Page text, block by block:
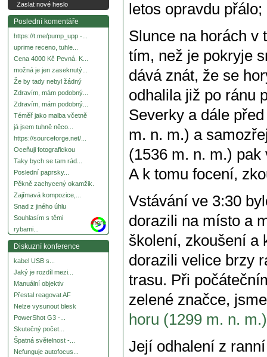
Zaslat nové heslo
Poslední komentáře
https://t.me/pump_upp -...
uprime receno, tuhle...
Cena 4000 Kč Pevná. K...
možná je jen zaseknutý...
Že by tady nebyl žádný
Zdravím, mám podobný...
Zdravím, mám podobný...
Téměř jako malba včetně
já jsem tuhně něco...
https://sourceforge.net/...
Oceňuji fotografickou
Taky bych se tam rád...
Poslední paprsky...
Pěkně zachycený okamžik.
Zajímavá kompozice,...
Snad z jiného úhlu
Souhlasím s těmi
rybami...
more
Diskuzní konference
kabel USB s...
Jaký je rozdíl mezi...
Manuální objektiv
Přestal reagovat AF
Nelze vysunout blesk
PowerShot G3 -...
Skutečný počet...
Špatná světelnost -...
Nefunguje autofocus...
letos opravdu
Slunce na horách v
tím, než je pokryje
dává znát, že se
odhalila již po ránu
Severky a dále
m. n. m.) a
(1536 m. n. m.)
A k tomu focení,
Vstávání ve 3:30
dorazili na místo a
školení, zkoušení a
dorazili velice brzy
trasu. Při
zelené značce,
horu (1299 m. n. m.)
Její odhalení z